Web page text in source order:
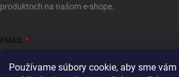
Používame súbory cookie, aby sme
produktoch na našom e-shope.
EMAIL